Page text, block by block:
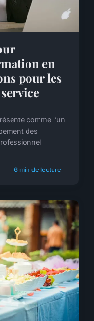
en
pour les
comme l'un
des
6 min de lecture →